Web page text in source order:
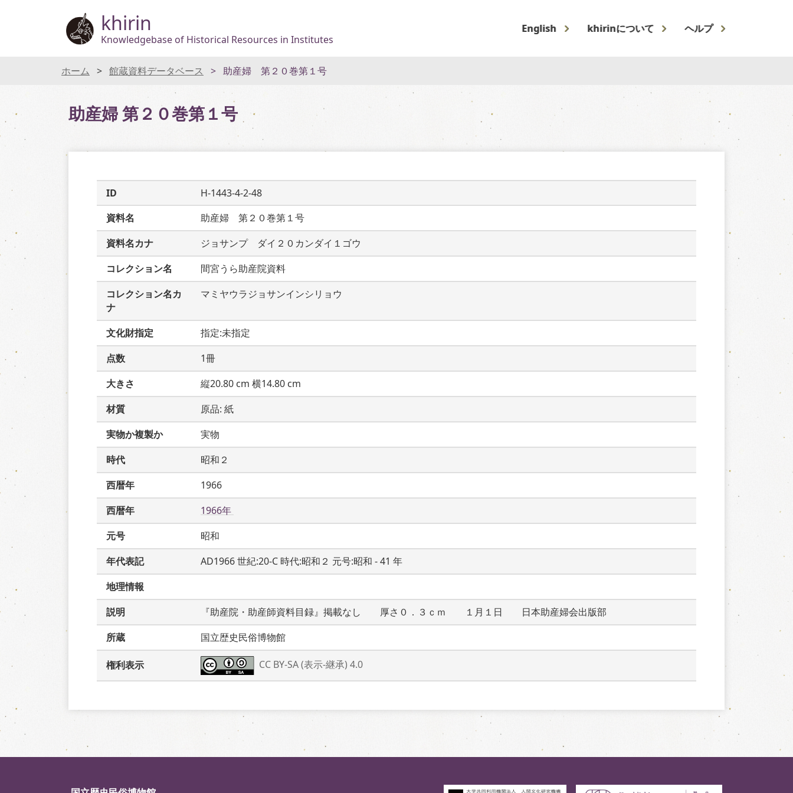
khirin
Knowledgebase of Historical Resources in Institutes
English khirinについて ヘルプ
ホーム 館蔵資料データベース 助産婦 第２０巻第１号
助産婦 第２０巻第１号
ID
H-1443-4-2-48
資料名
助産婦　第２０巻第１号
資料名カナ
ジョサンプ　ダイ２０カンダイ１ゴウ
コレクション名
間宮うら助産院資料
コレクション名カ
ナ
マミヤウラジョサンインシリョウ
文化財指定
指定:未指定
点数
1冊
大きさ
縦20.80 cm 横14.80 cm
材質
原品: 紙
実物か複製か
実物
時代
昭和２
西暦年
1966
西暦年
1966年
元号
昭和
年代表記
AD1966 世紀:20-C 時代:昭和２ 元号:昭和 - 41 年
地理情報
説明
『助産院・助産師資料目録』掲載なし　　厚さ０．３ｃｍ　　１月１日　　日本助産婦会出版部
所蔵
国立歴史民俗博物館
権利表示 CC BY-SA (表示-継承) 4.0